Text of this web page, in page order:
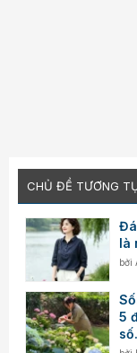
CHỦ ĐỀ TƯƠNG
là
bởi
5